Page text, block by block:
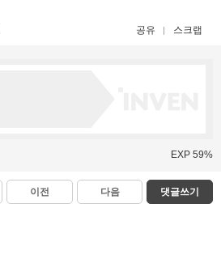
공유 스크랩
EXP 59%
이전 다음 댓글쓰기